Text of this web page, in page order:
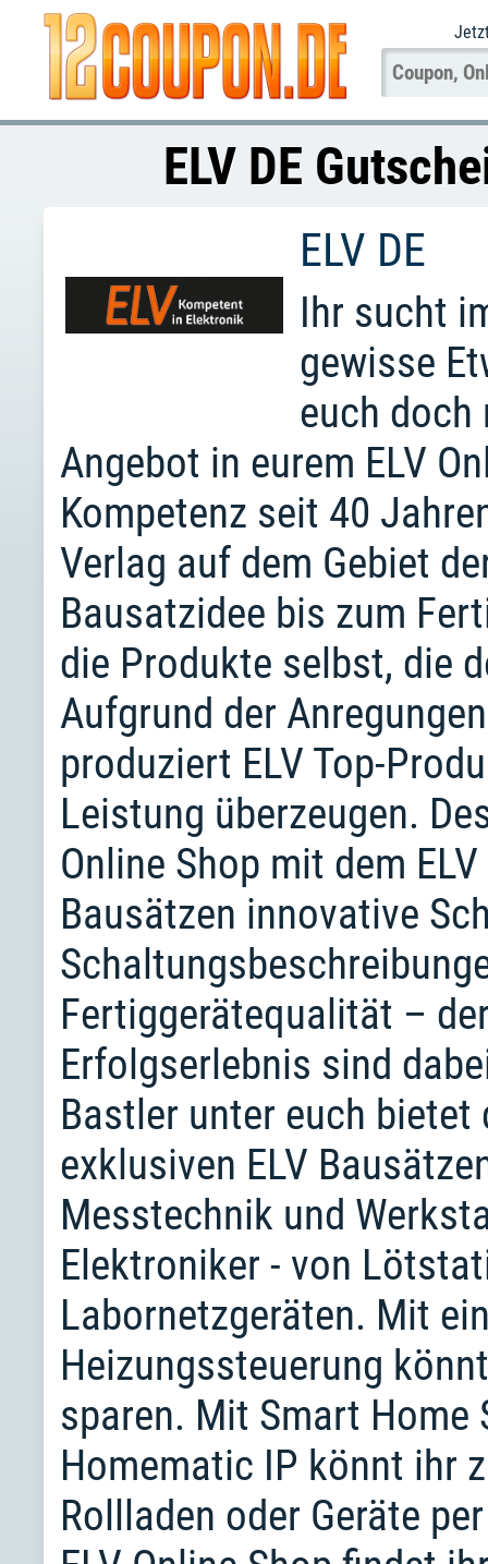
ELV DE
ELV DE
Ihr sucht
gewisse
euch doch
Angebot in eurem ELV
Kompetenz seit 40
Verlag auf dem Gebiet
Bausatzidee bis zum
die Produkte selbst, die
Aufgrund der
produziert ELV Top-
Leistung überzeugen.
Online Shop mit dem
Bausätzen innovative
Fertiggerätequalität –
Erfolgserlebnis sind
Bastler unter euch
exklusiven ELV
Messtechnik und
Elektroniker - von
Labornetzgeräten. Mit
Heizungssteuerung
sparen. Mit Smart Home
Homematic IP könnt ihr
Rollladen oder Geräte